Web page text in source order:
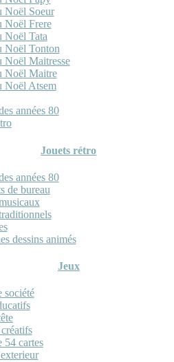
Noël Soeur
Noël Frere
Noël Tata
Noël Tonton
Noël Maitresse
Noël Maitre
Noël Atsem
années 80
Jouets rétro
années 80
de bureau
dessins animés
Jeux
société
54 cartes